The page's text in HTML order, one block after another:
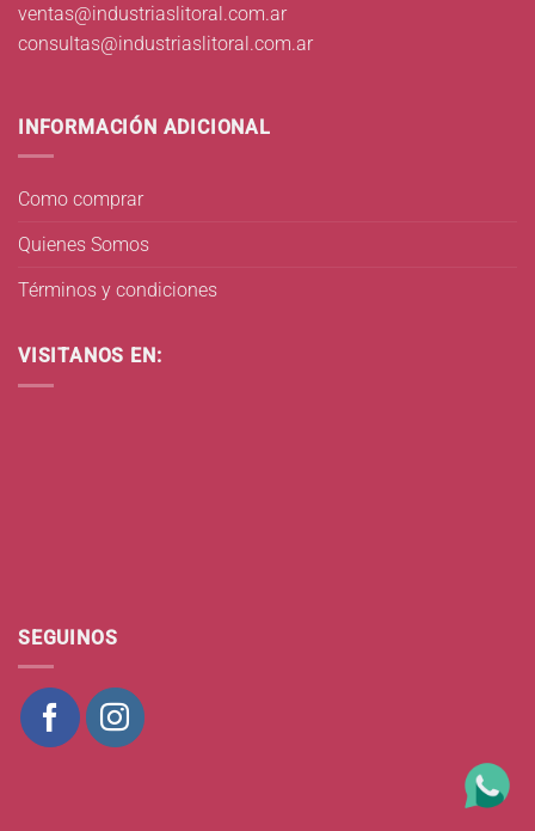
ventas@industriaslitoral.com.ar
consultas@industriaslitoral.com.ar
INFORMACIÓN ADICIONAL
Como comprar
Quienes Somos
Términos y condiciones
VISITANOS EN:
SEGUINOS